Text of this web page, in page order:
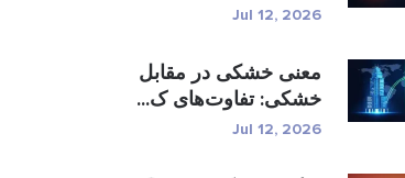
Jul 12, 2026
معنی خشکی در مقابل
خشکی: تفاوت‌های ک...
Jul 12, 2026